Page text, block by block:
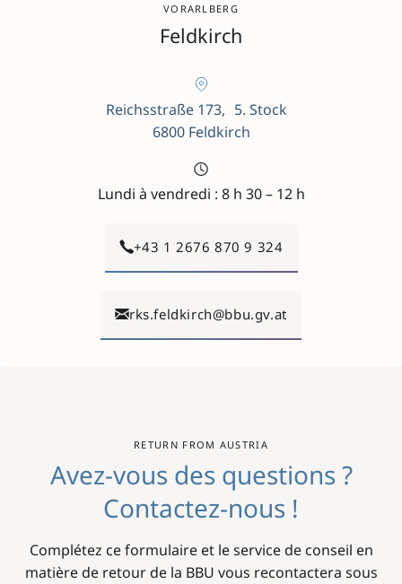
VORARLBERG
Feldkirch
Reichsstraße 173, 5. Stock
6800 Feldkirch
Lundi à vendredi : 8 h 30 – 12 h
+43 1 2676 870 9 324
rks.feldkirch@bbu.gv.at
RETURN FROM AUSTRIA
Avez-vous des questions ?
Contactez-nous !
Complétez ce formulaire et le service de conseil en
matière de retour de la BBU vous recontactera sous